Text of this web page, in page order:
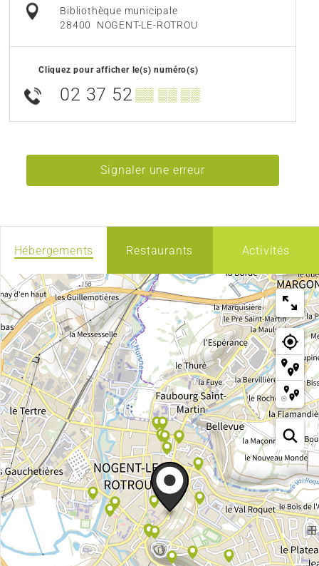
Bibliothèque municipale
28400
NOGENT-LE-ROTROU
Cliquez pour afficher le(s) numéro(s)
02 37 52 ▒▒ ▒▒ ▒▒
Signaler une erreur
Hébergements Restaurants Activités